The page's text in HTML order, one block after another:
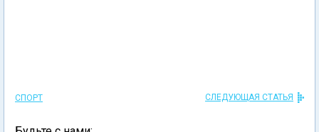
СПОРТ СЛЕДУЮЩАЯ СТАТЬЯ